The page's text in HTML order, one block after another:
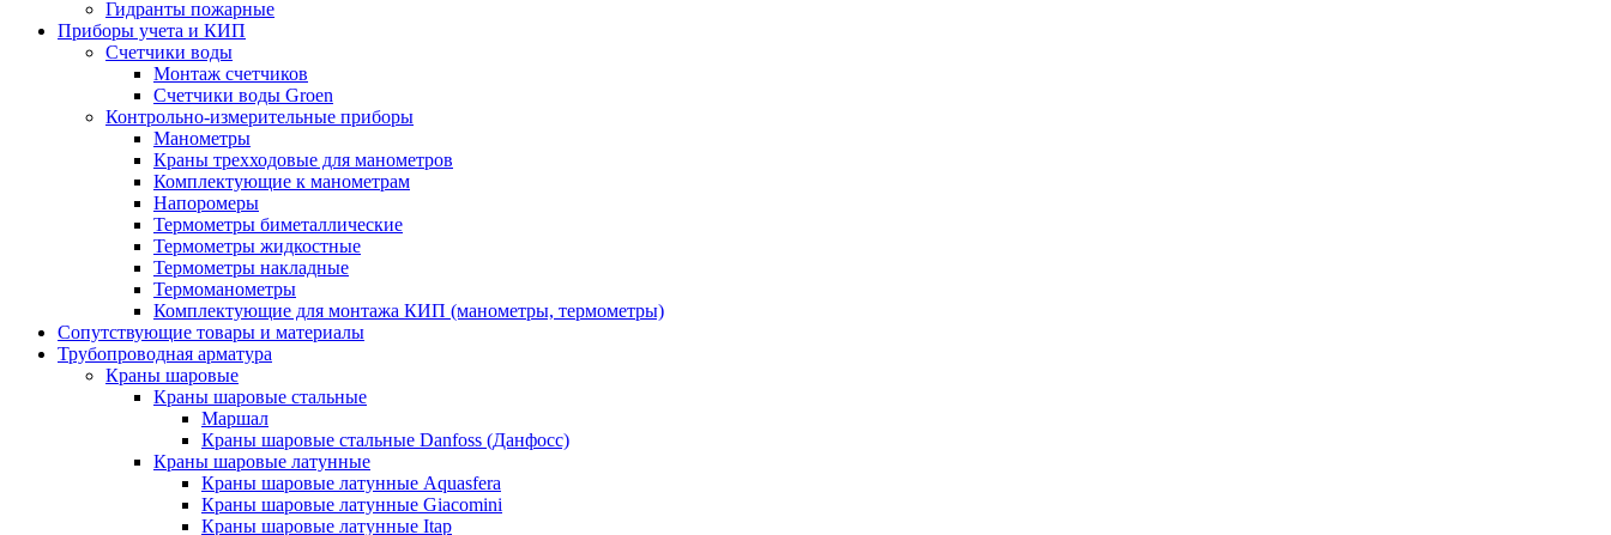
Гидранты пожарные
Приборы учета и КИП
Счетчики воды
Монтаж счетчиков
Счетчики воды Groen
Контрольно-измерительные приборы
Манометры
Краны трехходовые для манометров
Комплектующие к манометрам
Напоромеры
Термометры биметаллические
Термометры жидкостные
Термометры накладные
Термоманометры
Комплектующие для монтажа КИП (манометры, термометры)
Сопутствующие товары и материалы
Трубопроводная арматура
Краны шаровые
Краны шаровые стальные
Маршал
Краны шаровые стальные Danfoss (Данфосс)
Краны шаровые латунные
Краны шаровые латунные Aquasfera
Краны шаровые латунные Giacomini
Краны шаровые латунные Itap